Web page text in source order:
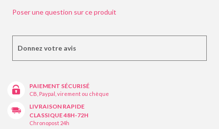
Poser une question sur ce produit
Donnez votre avis
PAIEMENT SÉCURISÉ
CB, Paypal, virement ou chèque
LIVRAISON RAPIDE
CLASSIQUE 48H-72H
Chronopost 24h